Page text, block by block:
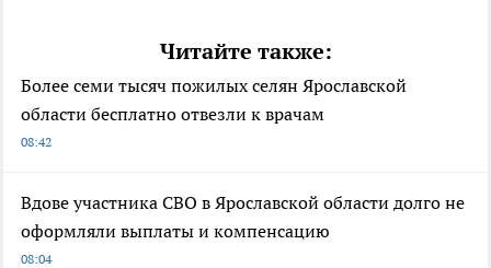
Читайте также:
Более семи тысяч пожилых селян Ярославской
области бесплатно отвезли к врачам
08:42
Вдове участника СВО в Ярославской области долго не
оформляли выплаты и компенсацию
08:04